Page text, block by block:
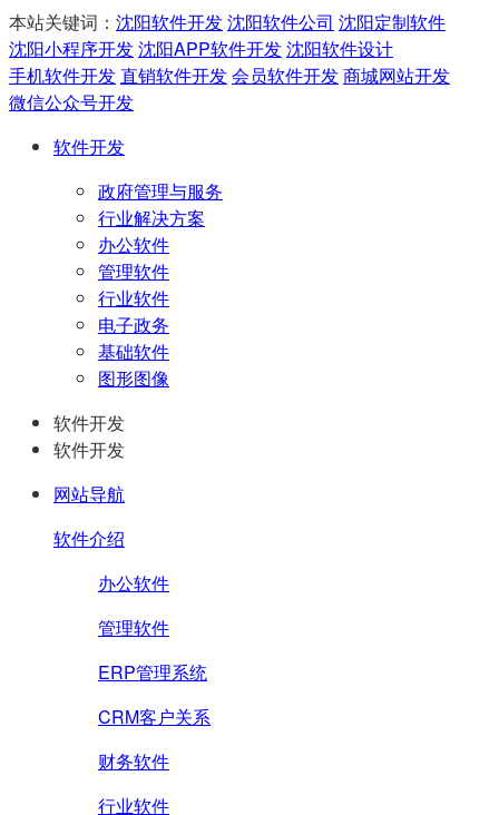
本站关键词： 沈阳软件开发沈阳软件公司 沈阳定制软件
沈阳小程序开发沈阳APP软件开发沈阳软件设计
手机软件开发直销软件开发会员软件开发商城网站开发
微信公众号开发
软件开发
政府管理与服务
行业解决方案
办公软件
管理软件
行业软件
电子政务
基础软件
图形图像
软件开发
软件开发
网站导航
软件介绍
办公软件
管理软件
ERP管理系统
CRM客户关系
财务软件
行业软件